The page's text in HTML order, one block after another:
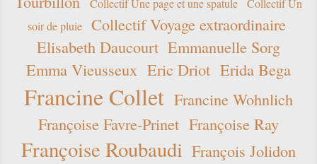
Collectif Une page et une spatule
Collectif Un
soir de pluie
Collectif Voyage extraordinaire
Elisabeth Daucourt Emmanuelle Sorg
Emma Vieusseux Eric Driot Erida Bega
Francine Collet Francine Wohnlich
Françoise Favre-Prinet Françoise Ray
Françoise Roubaudi François Jolidon